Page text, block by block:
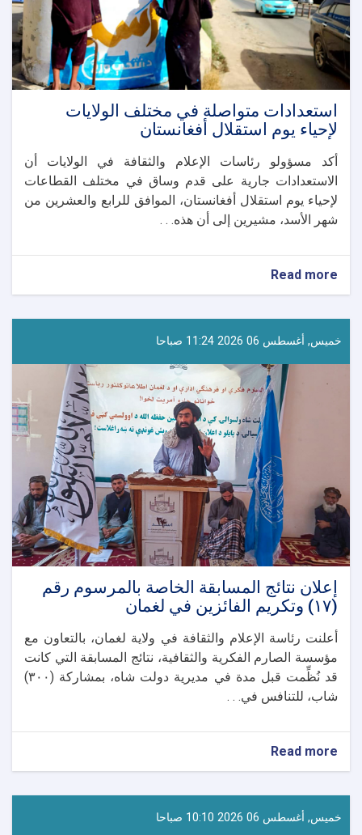
استعدادات متواصلة في مختلف الولايات
لإحياء يوم استقلال أفغانستان
أكد مسؤولو رئاسات الإعلام والثقافة في الولايات أن
الاستعدادات جارية على قدم وساق في مختلف القطاعات
لإحياء يوم استقلال أفغانستان، الموافق للرابع والعشرين من
شهر الأسد، مشيرين إلى أن هذه. . .
Read more
استعدادات
في
مختلف
لإحياء
يوم
استقلال
أفغانستان
خميس, أغسطس 06 2026 11:24 صباحا
إعلان نتائج المسابقة الخاصة بالمرسوم رقم
(١٧) وتكريم الفائزين في لغمان
أعلنت رئاسة الإعلام والثقافة في ولاية لغمان، بالتعاون مع
مؤسسة الصارم الفكرية والثقافية، نتائج المسابقة التي كانت
قد نُظِّمت قبل مدة في مديرية دولت شاه، بمشاركة (٣٠٠)
شاب، للتنافس في. . .
Read more
إعلان
المسابقة
الخاصةخميس, أغسطس 06 2026 10:10 صباحا